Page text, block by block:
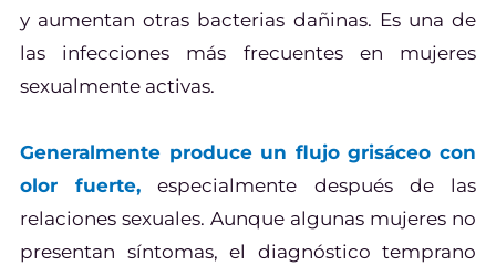
y aumentan otras bacterias dañinas. Es una de
las infecciones más frecuentes en mujeres
sexualmente activas.
Generalmente produce un flujo grisáceo con
olor fuerte, especialmente después de las
relaciones sexuales. Aunque algunas mujeres no
presentan síntomas, el diagnóstico temprano